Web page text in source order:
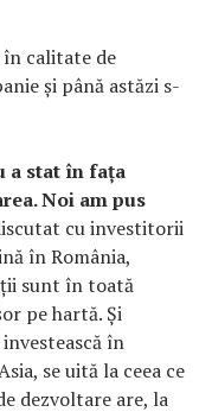
în calitate de
și până astăzi s-
a stat în fața
Noi am pus
cu investitorii
în România,
sunt în toată
pe hartă. Și
în
se uită la ceea ce
dezvoltare are, la